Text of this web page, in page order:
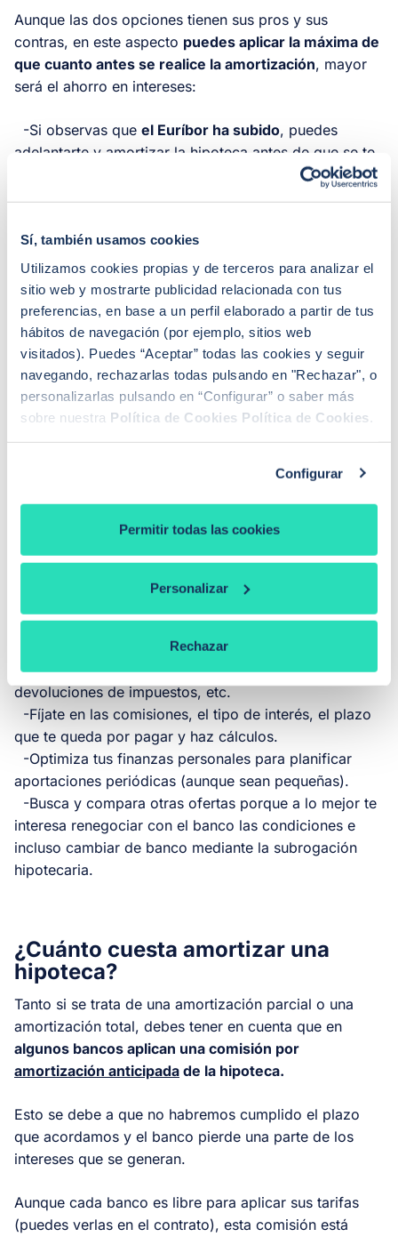
Sí, también usamos cookies
Utilizamos cookies propias y de terceros para analizar el
sitio web y mostrarte publicidad relacionada con tus
preferencias, en base a un perfil elaborado a partir de tus
hábitos de navegación (por ejemplo, sitios web
visitados). Puedes “Aceptar” todas las cookies y seguir
navegando, rechazarlas todas pulsando en "Rechazar", o
personalizarlas pulsando en “Configurar” o saber más
sobre nuestra Política de Cookies Política de Cookies
Configurar
Permitir todas las cookies
Personalizar
Rechazar
Aunque las dos opciones tienen sus pros y sus
contras, en este aspecto puedes aplicar la máxima de
que cuanto antes se realice la amortización, mayor
será el ahorro en intereses:
-Si observas que el Euríbor ha subido, puedes
adelantarte y amortizar la hipoteca antes de que se te
ahorro de intereses sea mayor (cuanto más alto esté el
euríbor, mayor es el ahorro de intereses).
Trucos para amortizar hipoteca
¿Cómo puedes realizar amortizaciones hipotecarias
anticipadas y obtener el máximo provecho? A
-Utiliza para este fin los ingresos extra que percibas,
tales como pagas extraordinarias, primas,
devoluciones de impuestos, etc.
-Fíjate en las comisiones, el tipo de interés, el plazo
que te queda por pagar y haz cálculos.
-Optimiza tus finanzas personales para planificar
aportaciones periódicas (aunque sean pequeñas).
-Busca y compara otras ofertas porque a lo mejor te
interesa renegociar con el banco las condiciones e
incluso cambiar de banco mediante la subrogación
hipotecaria.
¿Cuánto cuesta amortizar una
hipoteca?
Tanto si se trata de una amortización parcial o una
amortización total, debes tener en cuenta que en
algunos bancos aplican una comisión por
amortización anticipada de la hipoteca.
Esto se debe a que no habremos cumplido el plazo
que acordamos y el banco pierde una parte de los
intereses que se generan.
Aunque cada banco es libre para aplicar sus tarifas
(puedes verlas en el contrato), esta comisión está